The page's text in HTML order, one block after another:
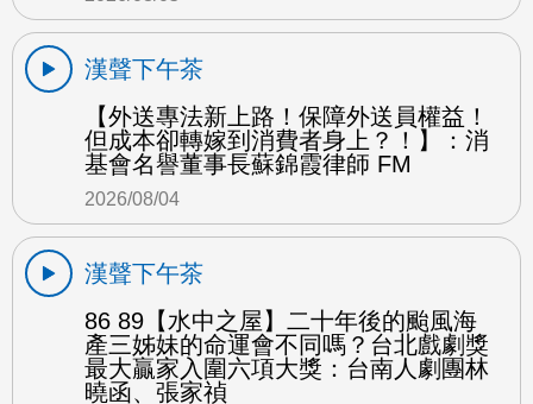
漢聲下午茶
【外送專法新上路！保障外送員權益！
但成本卻轉嫁到消費者身上？！】：消
基會名譽董事長蘇錦霞律師 FM
2026/08/04
漢聲下午茶
86 89【水中之屋】二十年後的颱風海
產三姊妹的命運會不同嗎？台北戲劇獎
最大贏家入圍六項大獎：台南人劇團林
曉函、張家禎